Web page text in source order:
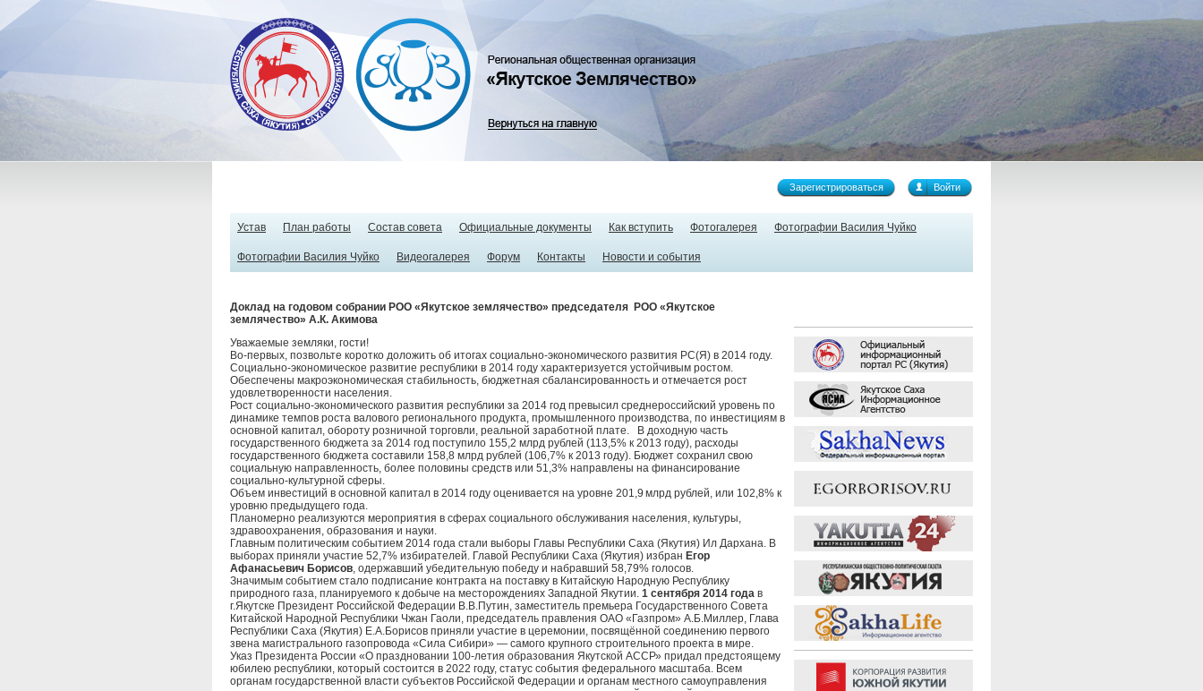
Зарегистрироваться Войти
Устав План работы Состав совета Официальные документы Как вступить Фотогалерея Фотографии Василия Чуйко
Фотографии Василия Чуйко Видеогалерея Форум Контакты Новости и события
Доклад на годовом собрании РОО «Якутское землячество» председателя РОО «Якутское
землячество» А.К. Акимова
Уважаемые земляки, гости!
Во-первых, позвольте коротко доложить об итогах социально-экономического развития РС(Я) в 2014 году.
Социально-экономическое развитие республики в 2014 году характеризуется устойчивым ростом.
Обеспечены макроэкономическая стабильность, бюджетная сбалансированность и отмечается рост
удовлетворенности населения.
Рост социально-экономического развития республики за 2014 год превысил среднероссийский уровень по
динамике темпов роста валового регионального продукта, промышленного производства, по инвестициям в
основной капитал, обороту розничной торговли, реальной заработной плате. В доходную часть
государственного бюджета за 2014 год поступило 155,2 млрд рублей (113,5% к 2013 году), расходы
государственного бюджета составили 158,8 млрд рублей (106,7% к 2013 году). Бюджет сохранил свою
социальную направленность, более половины средств или 51,3% направлены на финансирование
социально-культурной сферы.
Объем инвестиций в основной капитал в 2014 году оценивается на уровне 201,9 млрд рублей, или 102,8% к
уровню предыдущего года.
Планомерно реализуются мероприятия в сферах социального обслуживания населения, культуры,
здравоохранения, образования и науки.
Главным политическим событием 2014 года стали выборы Главы Республики Саха (Якутия) Ил Дархана. В
выборах приняли участие 52,7% избирателей. Главой Республики Саха (Якутия) избран Егор
Афанасьевич Борисов, одержавший убедительную победу и набравший 58,79% голосов.
Значимым событием стало подписание контракта на поставку в Китайскую Народную Республику
природного газа, планируемого к добыче на месторождениях Западной Якутии. 1 сентября 2014 года в
г.Якутске Президент Российской Федерации В.В.Путин, заместитель премьера Государственного Совета
Китайской Народной Республики Чжан Гаоли, председатель правления ОАО «Газпром» А.Б.Миллер, Глава
Республики Саха (Якутия) Е.А.Борисов приняли участие в церемонии, посвящённой соединению первого
звена магистрального газопровода «Сила Сибири» — самого крупного строительного проекта в мире.
Указ Президента России «О праздновании 100-летия образования Якутской АССР» придал предстоящему
юбилею республики, который состоится в 2022 году, статус события федерального масштаба. Всем
органам государственной власти субъектов Российской Федерации и органам местного самоуправления